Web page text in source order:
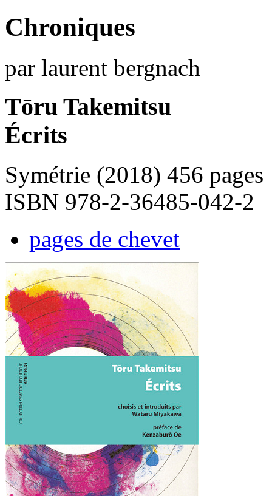
Chroniques
par laurent bergnach
Tōru Takemitsu
Écrits
Symétrie (2018) 456 pages
ISBN 978-2-36485-042-2
pages de chevet